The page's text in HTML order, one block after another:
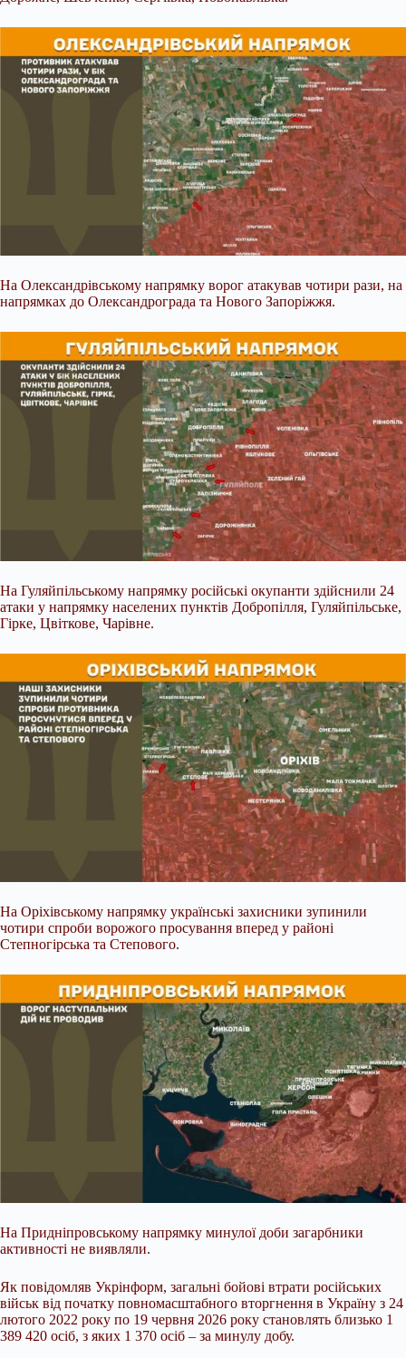
На Олександрівському напрямку ворог атакував чотири рази, на
напрямках до Олександрограда та Нового Запоріжжя.
На Гуляйпільському напрямку російські окупанти здійснили 24
атаки у напрямку населених пунктів Добропілля, Гуляйпільське,
Гірке, Цвіткове, Чарівне.
На Оріхівському напрямку українські захисники зупинили
чотири спроби ворожого просування вперед у районі
Степногірська та Степового.
На Придніпровському напрямку минулої доби загарбники
активності не виявляли.
Як повідомляв Укрінформ, загальні бойові втрати російських
військ від початку повномасштабного вторгнення в Україну з 24
лютого 2022 року по 19 червня 2026 року становлять близько 1
389 420 осіб, з яких 1 370 осіб – за минулу добу.